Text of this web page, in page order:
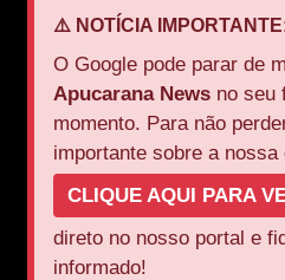
⚠️ NOTÍCIA
O Google pode parar de
Apucarana News no seu
momento. Para não
importante sobre a nossa
CLIQUE AQUI PARA
direto no nosso portal e
informado!